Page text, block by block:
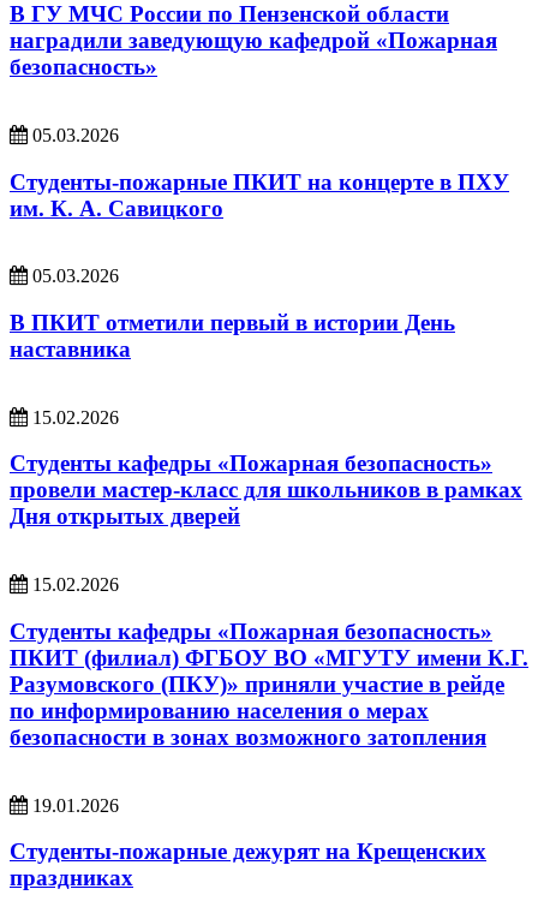
В ГУ МЧС России по Пензенской области
наградили заведующую кафедрой «Пожарная
безопасность»
05.03.2026
Студенты-пожарные ПКИТ на концерте в ПХУ
им. К. А. Савицкого
05.03.2026
В ПКИТ отметили первый в истории День
наставника
15.02.2026
Студенты кафедры «Пожарная безопасность»
провели мастер‑класс для школьников в рамках
Дня открытых дверей
15.02.2026
Студенты кафедры «Пожарная безопасность»
ПКИТ (филиал) ФГБОУ ВО «МГУТУ имени К.Г.
Разумовского (ПКУ)» приняли участие в рейде
по информированию населения о мерах
безопасности в зонах возможного затопления
19.01.2026
Студенты-пожарные дежурят на Крещенских
праздниках